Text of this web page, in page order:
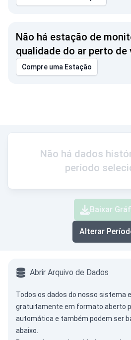
Não há estação de
qualidade do ar perto de
Compre uma Estação
Não há dados
período
Baixar
Alterar
Abrir Arquivo de Dados
Todos os dados do nosso sistema
gratuitamente em formato aberto
automática e também podem ser
abaixo.